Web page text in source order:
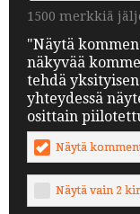
1500 merkkiä
"Näytä
näkyvää
tehdä
yhteydessä
osittain
Näytä
Näytä vain 2